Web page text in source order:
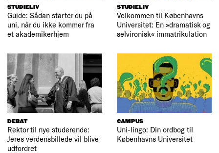
STUDIELIV
Guide: Sådan starter du på
uni, når du ikke kommer fra
et akademikerhjem
STUDIELIV
Velkommen til Københavns
Universitet: En »dramatisk og
selvironisk« immatrikulation
DEBAT
Rektor til nye studerende:
Jeres verdensbillede vil blive
udfordret
CAMPUS
Uni-lingo: Din ordbog til
Københavns Universitet